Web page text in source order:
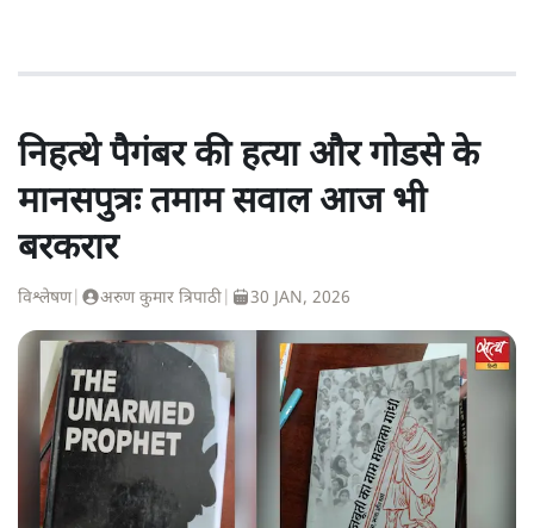
निहत्थे पैगंबर की हत्या और गोडसे के
मानसपुत्रः तमाम सवाल आज भी
बरकरार
विश्लेषण| अरुण कुमार त्रिपाठी 30 JAN, 2026